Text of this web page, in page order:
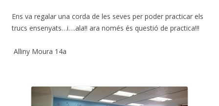
Ens va regalar una corda de les seves per poder practicar els
trucs ensenyats…i….ala!! ara només és questió de practica!!!
Alliny Moura 14a